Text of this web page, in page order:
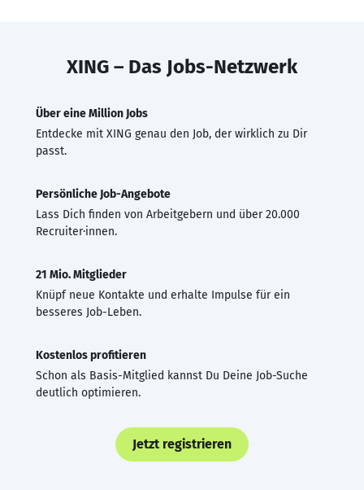
XING – Das Jobs-Netzwerk
Über eine Million Jobs
Entdecke mit XING genau den Job, der wirklich zu Dir
passt.
Persönliche Job-Angebote
Lass Dich finden von Arbeitgebern und über 20.000
Recruiter·innen.
21 Mio. Mitglieder
Knüpf neue Kontakte und erhalte Impulse für ein
besseres Job-Leben.
Kostenlos profitieren
Schon als Basis-Mitglied kannst Du Deine Job-Suche
deutlich optimieren.
Jetzt registrieren